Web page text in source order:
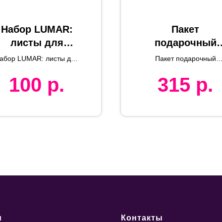
Набор LUMAR:
листы для
(60шт) и
(6шт),
красный, картон,
LUMAR: листы для
карандаши (6шт)
100 р.
Пакет
подарочный
AESTHETIC,
Пакет подарочный
315 р.
Контакты